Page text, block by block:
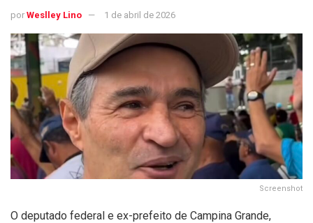
por Weslley Lino 1 de abril de 2026
Screenshot
O deputado federal e ex-prefeito de Campina Grande,